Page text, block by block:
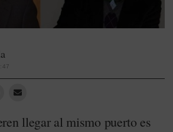
llegar al mismo puerto es